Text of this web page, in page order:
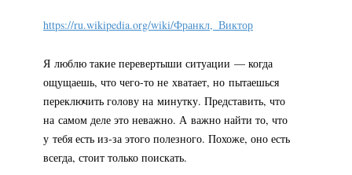
https://ru.wikipedia.org/wiki/Франкл,_Виктор
Я люблю такие перевертыши ситуации — когда
ощущаешь, что чего-то не хватает, но пытаешься
переключить голову на минутку. Представить, что
на самом деле это неважно. А важно найти то, что
у тебя есть из-за этого полезного. Похоже, оно есть
всегда, стоит только поискать.